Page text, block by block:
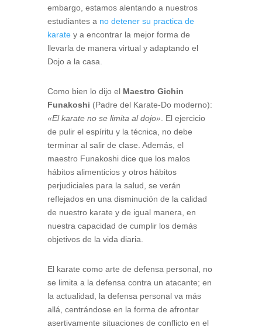
embargo, estamos alentando a nuestros
estudiantes a no detener su practica de
karatey a encontrar la mejor forma de
llevarla de manera virtual y adaptando el
Dojo a la casa.
Como bien lo dijo el Maestro Gichin
Funakoshi (Padre del Karate-Do moderno):
«El karate no se limita al dojo» . El ejercicio
de pulir el espíritu y la técnica, no debe
terminar al salir de clase. Además, el
maestro Funakoshi dice que los malos
hábitos alimenticios y otros hábitos
perjudiciales para la salud, se verán
reflejados en una disminución de la calidad
de nuestro karate y de igual manera, en
nuestra capacidad de cumplir los demás
objetivos de la vida diaria.
El karate como arte de defensa personal, no
se limita a la defensa contra un atacante; en
la actualidad, la defensa personal va más
allá, centrándose en la forma de afrontar
asertivamente situaciones de conflicto en el